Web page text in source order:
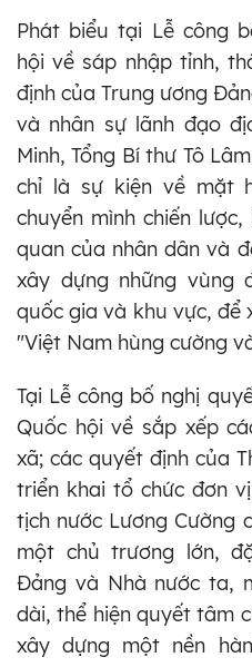
Phát biểu tại Lễ công
hội về sáp nhập tỉnh,
định của Trung ương
và nhân sự lãnh đạo
Minh, Tổng Bí thư Tô
chỉ là sự kiện về mặt
chuyển mình chiến
quan của nhân dân và
xây dựng những vùng
quốc gia và khu vực, để
"Việt Nam hùng cường
Tại Lễ công bố nghị
Quốc hội về sắp xếp
xã; các quyết định của
triển khai tổ chức đơn
tịch nước Lương Cường
một chủ trương lớn,
Đảng và Nhà nước ta,
dài, thể hiện quyết tâm
xây dựng một nền